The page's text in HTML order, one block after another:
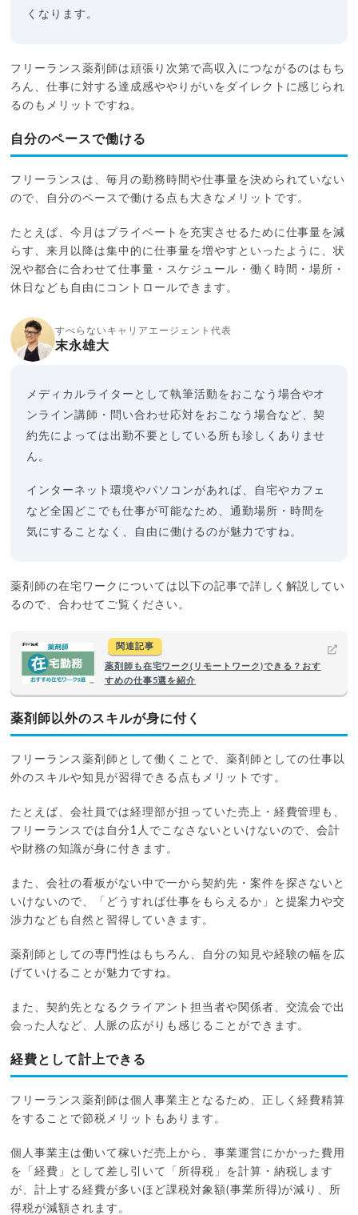
くなります。
フリーランス薬剤師は頑張り次第で高収入につながるのはもち
ろん、仕事に対する達成感ややりがいをダイレクトに感じられ
るのもメリットですね。
自分のペースで働ける
フリーランスは、毎月の勤務時間や仕事量を決められていない
ので、自分のペースで働ける点も大きなメリットです。
たとえば、今月はプライベートを充実させるために仕事量を減
らす、来月以降は集中的に仕事量を増やすといったように、状
況や都合に合わせて仕事量・スケジュール・働く時間・場所・
休日なども自由にコントロールできます。
すべらないキャリアエージェント代表
末永雄大
メディカルライターとして執筆活動をおこなう場合やオ
ンライン講師・問い合わせ応対をおこなう場合など、契
約先によっては出勤不要としている所も珍しくありませ
ん。
インターネット環境やパソコンがあれば、自宅やカフェ
など全国どこでも仕事が可能なため、通勤場所・時間を
気にすることなく、自由に働けるのが魅力ですね。
薬剤師の在宅ワークについては以下の記事で詳しく解説してい
るので、合わせてご覧ください。
関連記事
薬剤師も在宅ワーク(リモートワーク)できる？おす
すめの仕事5選を紹介
薬剤師以外のスキルが身に付く
フリーランス薬剤師として働くことで、薬剤師としての仕事以
外のスキルや知見が習得できる点もメリットです。
たとえば、会社員では経理部が担っていた売上・経費管理も、
フリーランスでは自分1人でこなさないといけないので、会計
や財務の知識が身に付きます。
また、会社の看板がない中で一から契約先・案件を探さないと
いけないので、「どうすれば仕事をもらえるか」と提案力や交
渉力なども自然と習得していきます。
薬剤師としての専門性はもちろん、自分の知見や経験の幅を広
げていけることが魅力ですね。
また、契約先となるクライアント担当者や関係者、交流会で出
会った人など、人脈の広がりも感じることができます。
経費として計上できる
フリーランス薬剤師は個人事業主となるため、正しく経費精算
をすることで節税メリットもあります。
個人事業主は働いて稼いだ売上から、事業運営にかかった費用
を「経費」として差し引いて「所得税」を計算・納税します
が、計上する経費が多いほど課税対象額(事業所得)が減り、所
得税が減額されます。